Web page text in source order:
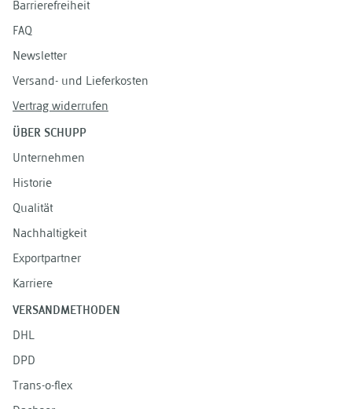
Barrierefreiheit
FAQ
Newsletter
Versand- und Lieferkosten
Vertrag widerrufen
ÜBER SCHUPP
Unternehmen
Historie
Qualität
Nachhaltigkeit
Exportpartner
Karriere
VERSANDMETHODEN
DHL
DPD
Trans-o-flex